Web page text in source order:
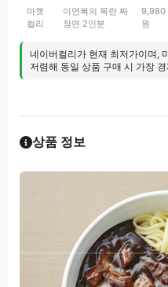
마켓
컬리
이연복의 목란 짜
장면 2인분
9,980
원
네이버컬리가 현재 최저가이며,
저렴해 동일 상품 구매 시 가장
상품 정보